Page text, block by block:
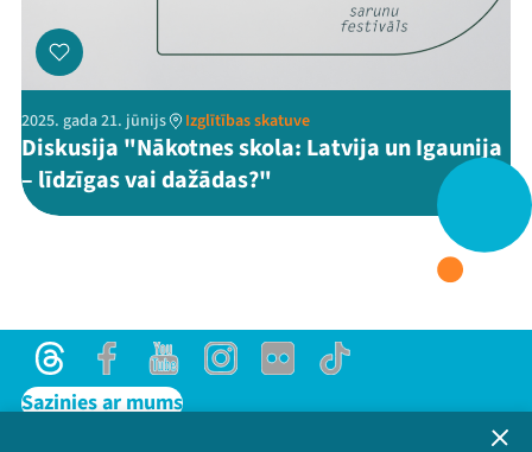
ThreadsFacebookYoutube
X Instagram
Flick TikTok
2025. gada 21. jūnijs Izglītības skatuve
Diskusija "Nākotnes skola: Latvija un Igaunija
– līdzīgas vai dažādas?"
ThreadsFacebookYoutubeInstagram
Flick TikTok
Sazinies ar mums